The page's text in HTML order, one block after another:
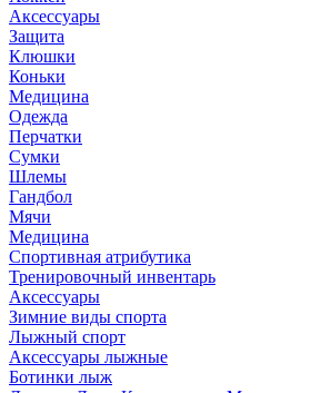
Аксессуары
Защита
Клюшки
Коньки
Медицина
Одежда
Перчатки
Сумки
Шлемы
Гандбол
Мячи
Медицина
Спортивная атрибутика
Тренировочный инвентарь
Аксессуары
Зимние виды спорта
Лыжный спорт
Аксессуары лыжные
Ботинки лыж